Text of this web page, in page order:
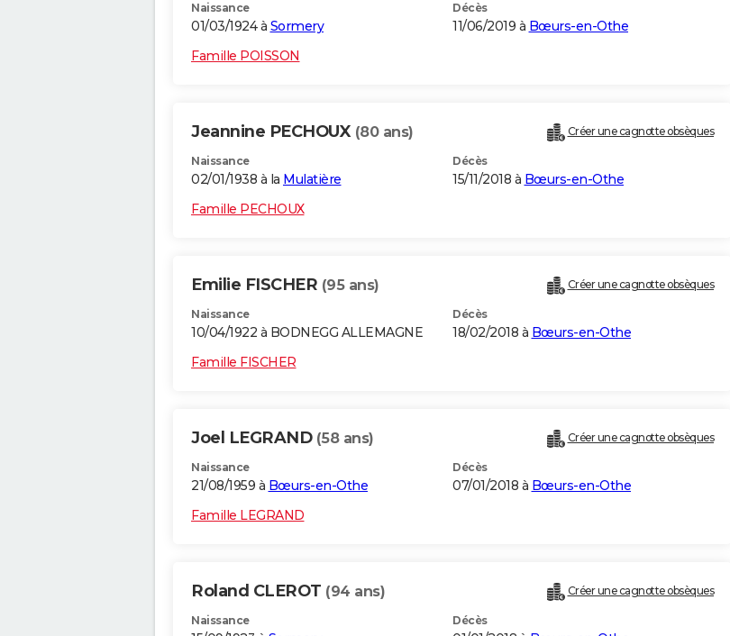
Naissance
01/03/1924 à Sormery
Décès
11/06/2019 à Bœurs-en-Othe
Famille POISSON
Jeannine PECHOUX (80 ans) Créer une cagnotte obsèques
Naissance
02/01/1938 à la Mulatière
Décès
15/11/2018 à Bœurs-en-Othe
Famille PECHOUX
Emilie FISCHER (95 ans) Créer une cagnotte obsèques
Naissance
10/04/1922 à BODNEGG ALLEMAGNE
Décès
18/02/2018 à Bœurs-en-Othe
Famille FISCHER
Joel LEGRAND (58 ans) Créer une cagnotte obsèques
Naissance
21/08/1959 à Bœurs-en-Othe
Décès
07/01/2018 à Bœurs-en-Othe
Famille LEGRAND
Roland CLEROT (94 ans) Créer une cagnotte obsèques
Naissance Décès